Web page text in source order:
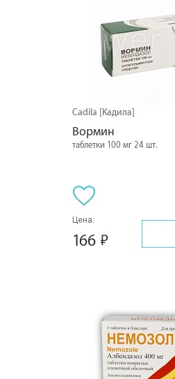
Cadila [Кадила]
Вормин
таблетки 100 мг 24 шт.
Цена:
166